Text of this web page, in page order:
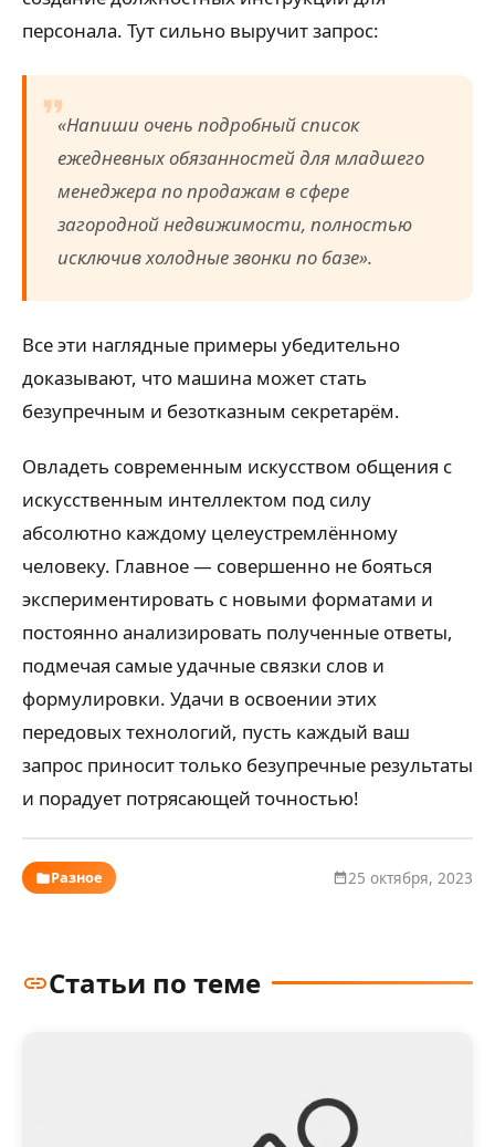
персонала. Тут сильно выручит запрос:
«Напиши очень подробный список
ежедневных обязанностей для младшего
менеджера по продажам в сфере
загородной недвижимости, полностью
исключив холодные звонки по базе».
Все эти наглядные примеры убедительно
доказывают, что машина может стать
безупречным и безотказным секретарём.
Овладеть современным искусством общения с
искусственным интеллектом под силу
абсолютно каждому целеустремлённому
человеку. Главное — совершенно не бояться
экспериментировать с новыми форматами и
постоянно анализировать полученные ответы,
подмечая самые удачные связки слов и
формулировки. Удачи в освоении этих
передовых технологий, пусть каждый ваш
запрос приносит только безупречные результаты
и порадует потрясающей точностью!
Разное 25 октября, 2023
Статьи по теме